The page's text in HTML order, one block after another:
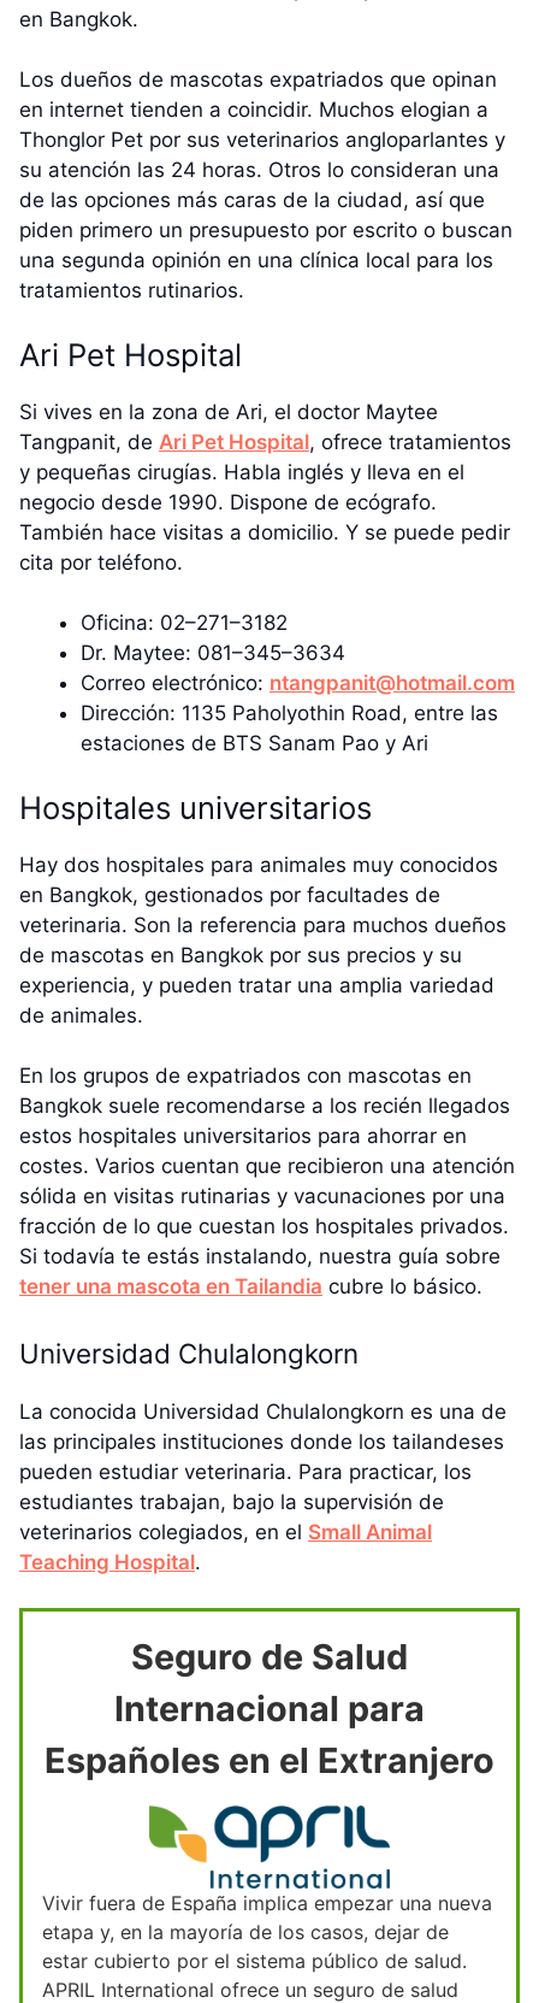
en Bangkok.
Los dueños de mascotas expatriados que opinan
en internet tienden a coincidir. Muchos elogian a
Thonglor Pet por sus veterinarios angloparlantes y
su atención las 24 horas. Otros lo consideran una
de las opciones más caras de la ciudad, así que
piden primero un presupuesto por escrito o buscan
una segunda opinión en una clínica local para los
tratamientos rutinarios.
Ari Pet Hospital
Si vives en la zona de Ari, el doctor Maytee
Tangpanit, de Ari Pet Hospital, ofrece tratamientos
y pequeñas cirugías. Habla inglés y lleva en el
negocio desde 1990. Dispone de ecógrafo.
También hace visitas a domicilio. Y se puede pedir
cita por teléfono.
Oficina: 02–271–3182
Dr. Maytee: 081–345–3634
Correo electrónico: ntangpanit@hotmail.com
Dirección: 1135 Paholyothin Road, entre las
estaciones de BTS Sanam Pao y Ari
Hospitales universitarios
Hay dos hospitales para animales muy conocidos
en Bangkok, gestionados por facultades de
veterinaria. Son la referencia para muchos dueños
de mascotas en Bangkok por sus precios y su
experiencia, y pueden tratar una amplia variedad
de animales.
En los grupos de expatriados con mascotas en
Bangkok suele recomendarse a los recién llegados
estos hospitales universitarios para ahorrar en
costes. Varios cuentan que recibieron una atención
sólida en visitas rutinarias y vacunaciones por una
fracción de lo que cuestan los hospitales privados.
Si todavía te estás instalando, nuestra guía sobre
tener una mascota en Tailandia cubre lo básico.
Universidad Chulalongkorn
La conocida Universidad Chulalongkorn es una de
las principales instituciones donde los tailandeses
pueden estudiar veterinaria. Para practicar, los
estudiantes trabajan, bajo la supervisión de
veterinarios colegiados, en el Small Animal
Teaching Hospital.
Seguro de Salud
Internacional para
Españoles en el Extranjero
Vivir fuera de España implica empezar una nueva
etapa y, en la mayoría de los casos, dejar de
estar cubierto por el sistema público de salud.
APRIL International ofrece un seguro de salud